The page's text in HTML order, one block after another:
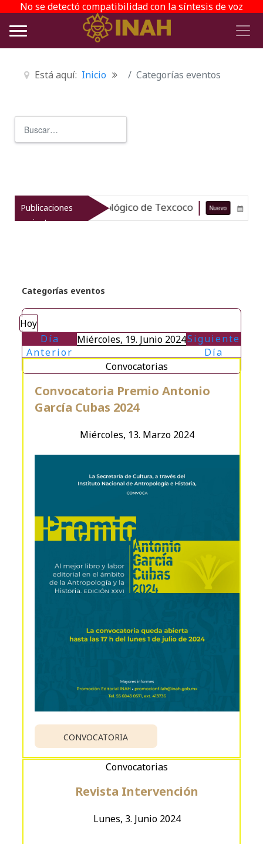
No se detectó compatibilidad con la síntesis de voz
Está aquí: Inicio Categorías eventos
Publicaciones
recientes
patrimonio arqueológico de Texcoco Nuevo 07-08-26
Categorías eventos
Hoy
Día
Anterior
Miércoles, 19. Junio 2024Siguiente
Día
CONVOCATORIA
Miércoles, 13. Marzo 2024
Convocatoria Premio Antonio
García Cubas 2024
Convocatorias
Lunes, 3. Junio 2024
Revista Intervención
Convocatorias